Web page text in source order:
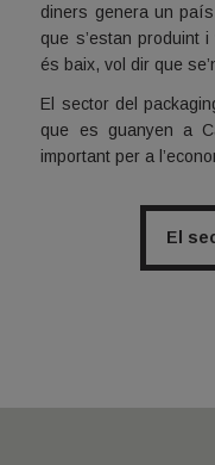
diners genera un
que s’estan produint
és baix, vol dir que
El sector del
que es guanyen a
important per a
El